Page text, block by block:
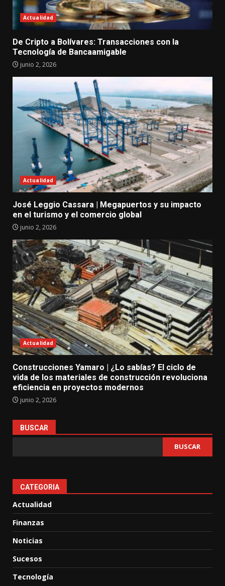
Actualidad
De Cripto a Bolívares: Transacciones con la
Tecnología de Bancaamigable
junio 2, 2026
Actualidad
José Leggio Cassara | Megapuertos y su impacto
en el turismo y el comercio global
junio 2, 2026
Actualidad
Construcciones Yamaro | ¿Lo sabías? El ciclo de
vida de los materiales de construcción revoluciona
eficiencia en proyectos modernos
junio 2, 2026
BUSCAR
BUSCAR
CATEGORIA
Actualidad
Finanzas
Noticias
Sucesos
Tecnología